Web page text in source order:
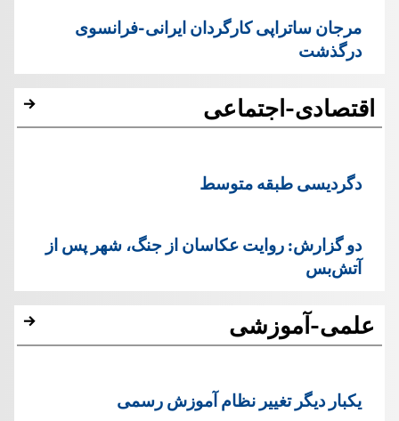
مرجان ساتراپی کارگردان ایرانی-فرانسوی
درگذشت
اقتصادی-اجتماعی
دگردیسی طبقه متوسط
دو گزارش: روایت عکاسان از جنگ، شهر پس از
آتش‌بس
علمی-آموزشی
یک‏بار دیگر تغییر نظام آموزش رسمی